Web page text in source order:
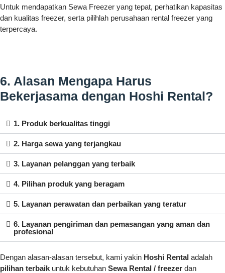
Untuk mendapatkan Sewa Freezer yang tepat, perhatikan kapasitas
dan kualitas freezer, serta pilihlah perusahaan rental freezer yang
terpercaya.
6. Alasan Mengapa Harus
Bekerjasama dengan Hoshi Rental?
1. Produk berkualitas tinggi
2. Harga sewa yang terjangkau
3. Layanan pelanggan yang terbaik
4. Pilihan produk yang beragam
5. Layanan perawatan dan perbaikan yang teratur
6. Layanan pengiriman dan pemasangan yang aman dan
profesional
Dengan alasan-alasan tersebut, kami yakin Hoshi Rental adalah
pilihan terbaik untuk kebutuhan Sewa Rental / freezer dan